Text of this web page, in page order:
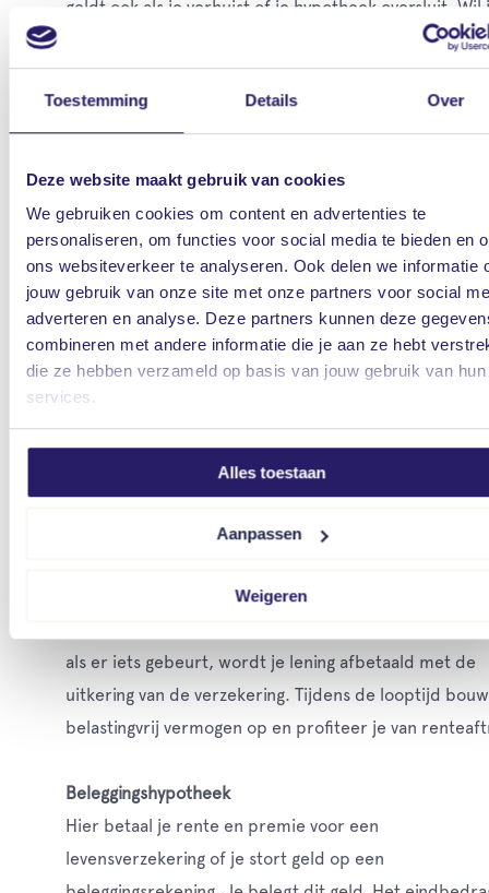
Toestemming Details Over
Deze website maakt gebruik van cookies
We gebruiken cookies om content en advertenties te
personaliseren, om functies voor social media te bieden en
ons websiteverkeer te analyseren. Ook delen we informatie
jouw gebruik van onze site met onze partners voor social
adverteren en analyse. Deze partners kunnen deze
combineren met andere informatie die je aan ze hebt
die ze hebben verzameld op basis van jouw gebruik van hun
services.
Alles toestaan
Aanpassen
Weigeren
geldt ook als je verhuist of je hypotheek oversluit. Wil
meer lenen? Dan kan dat alleen nog via een
lineaire hypotheek.
Spaarhypotheek
Je betaalt rente en premie voor een
Het meeste van die premie gaat naar je spaarpotje.
Daarover krijg je rente, gelijk aan je hypotheekrente.
ben je zeker dat je op de einddatum je lening volledig
aflost. En je geniet van belastingvoordeel, omdat je
tijdens de looptijd niet aflost.
Banksparen
Bij banksparen bouw je vermogen op. Dit doe je op
fiscaal voordelige manier. Aan het einde van je
gebruik je dit vermogen om je lening af te lossen.
Dit is een mix van een aflossingsvrije hypotheek en
als er iets gebeurt, wordt je lening afbetaald met de
uitkering van de verzekering. Tijdens de looptijd
belastingvrij vermogen op en profiteer je van
Beleggingshypotheek
Hier betaal je rente en premie voor een
levensverzekering of je stort geld op een